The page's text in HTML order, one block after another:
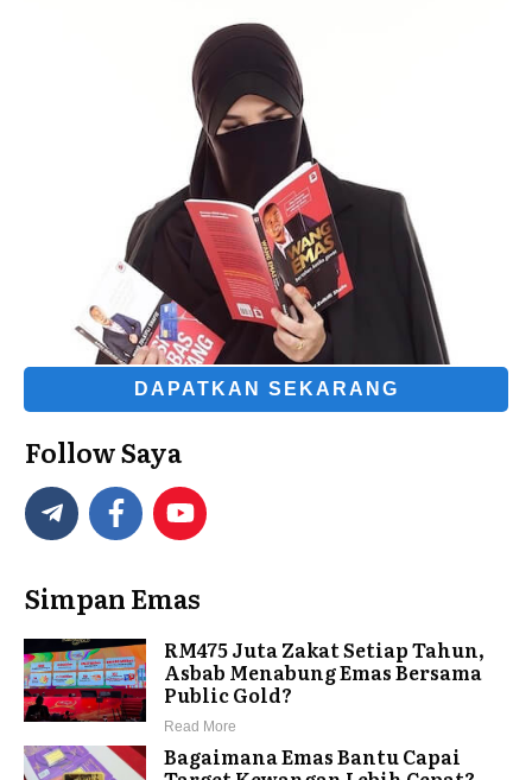
DAPATKAN SEKARANG
Follow Saya
Simpan Emas
RM475 Juta Zakat Setiap Tahun,
Asbab Menabung Emas Bersama
Public Gold?
Read More
Bagaimana Emas Bantu Capai